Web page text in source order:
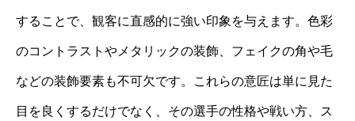
することで、観客に直感的に強い印象を与えます。色彩
のコントラストやメタリックの装飾、フェイクの角や毛
などの装飾要素も不可欠です。これらの意匠は単に見た
目を良くするだけでなく、その選手の性格や戦い方、ス